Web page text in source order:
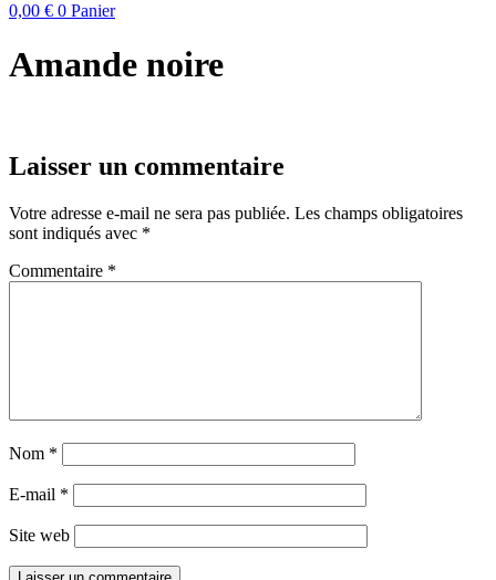
0,00 € 0 Panier
Amande noire
Laisser un commentaire
Votre adresse e-mail ne sera pas publiée. Les champs obligatoires
sont indiqués avec *
Commentaire *
Nom *
E-mail *
Site web